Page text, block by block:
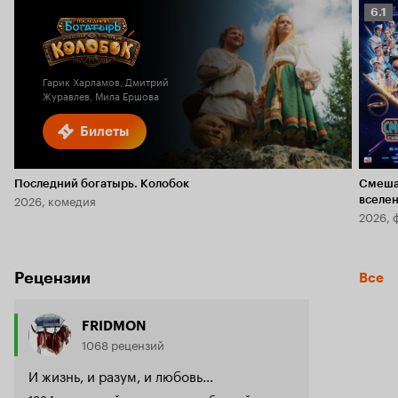
Билеты
Гарик Харламов, Дмитрий
Журавлев, Мила Ершова
Последний богатырь. Колобок
2026, комедия
6.1
6.1
2026,
Рецензии Все
FRIDMON
1068 рецензий
И жизнь, и разум, и любовь…